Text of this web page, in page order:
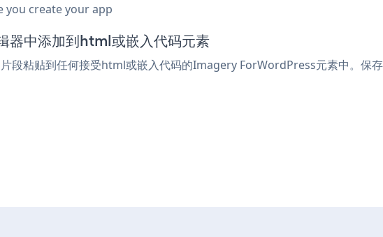
you create your app
中添加到html或嵌入代码元素
段粘贴到任何接受html或嵌入代码的Imagery ForWordPress元素中。保